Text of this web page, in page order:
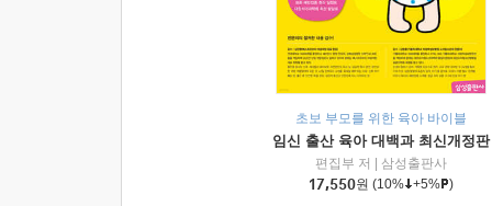
초보 부모를 위한 육아 바이블
임신 출산 육아 대백과 최신개정판
편집부 저
삼성출판사
17,550원 (10% +5% )